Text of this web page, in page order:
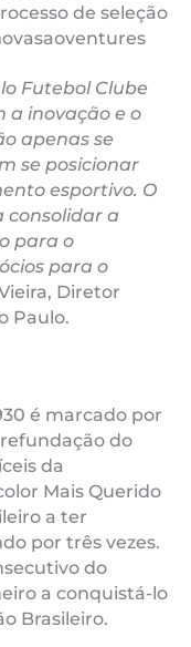
de seleção
Futebol Clube
a inovação e o
apenas se
se posicionar
esportivo. O
consolidar a
para o
para o
Diretor
Paulo.
é marcado por
do
da
Mais Querido
a ter
por três vezes.
do
a conquistá-lo
Brasileiro.